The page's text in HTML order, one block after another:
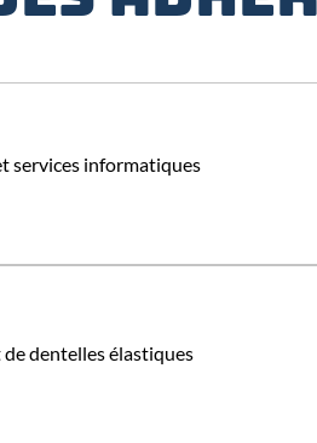
services informatiques
dentelles élastiques